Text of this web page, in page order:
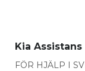
Kia Assistans
FÖR HJÄLP I